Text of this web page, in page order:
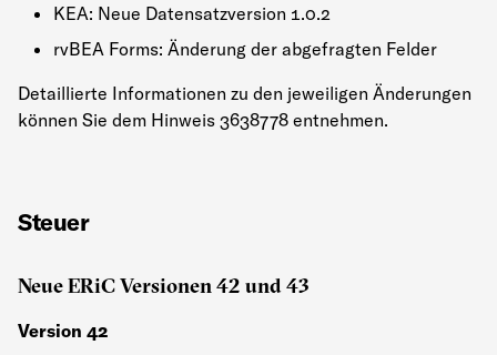
KEA: Neue Datensatzversion 1.0.2
rvBEA Forms: Änderung der abgefragten Felder
Detaillierte Informationen zu den jeweiligen Änderungen
können Sie dem Hinweis 3638778 entnehmen.
Steuer
Neue ERiC Versionen 42 und 43
Version 42